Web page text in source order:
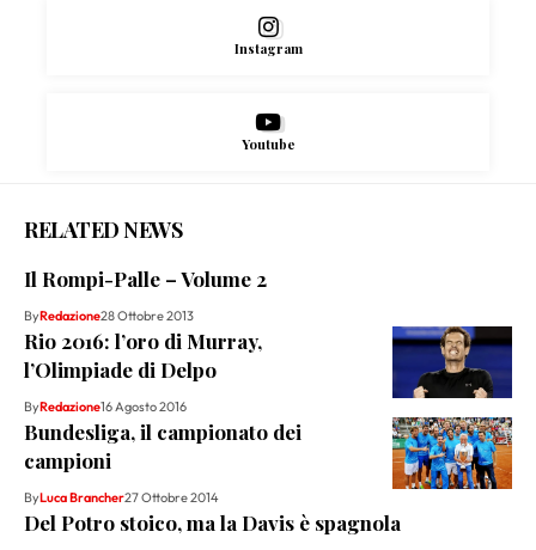
Instagram
Youtube
RELATED NEWS
Il Rompi-Palle – Volume 2
ByRedazione28 Ottobre 2013
Rio 2016: l’oro di Murray,
l’Olimpiade di Delpo
ByRedazione16 Agosto 2016
Bundesliga, il campionato dei
campioni
ByLuca Brancher27 Ottobre 2014
Del Potro stoico, ma la Davis è spagnola